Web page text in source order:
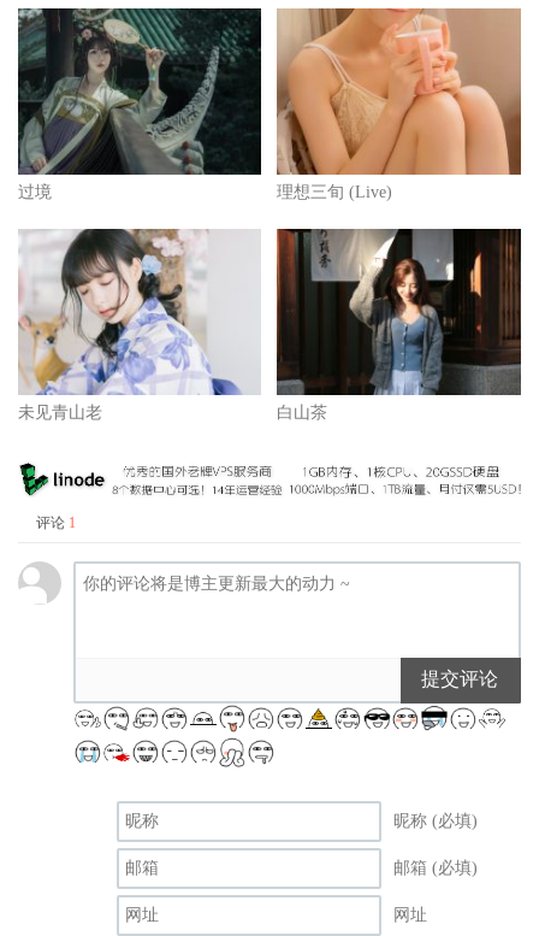
过境 理想三旬 (Live)
未见青山老 白山茶
评论 1
提交评论
昵称 (必填)
邮箱 (必填)
网址